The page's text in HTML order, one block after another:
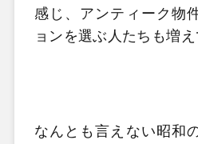
感じ、アンティーク物
ョンを選ぶ人たちも増え
なんとも言えない昭和